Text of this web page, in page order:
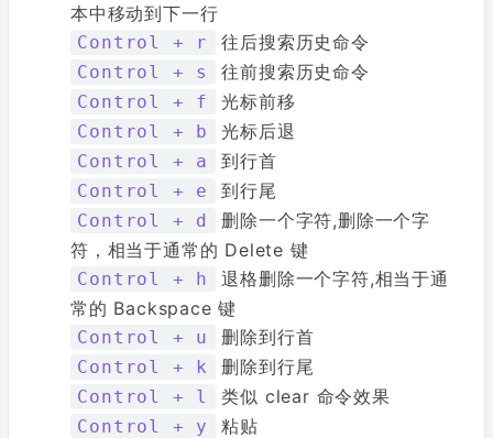
本中移动到下一行
Control + r 往后搜索历史命令
Control + s 往前搜索历史命令
Control + f 光标前移
Control + b 光标后退
Control + a 到行首
Control + e 到行尾
Control + d
删除一个字符,删除一个字
符，相当于通常的 Delete 键
Control + h
退格删除一个字符,相当于通
常的 Backspace 键
Control + u 删除到行首
Control + k 删除到行尾
Control + l 类似 clear 命令效果
Control + y 粘贴